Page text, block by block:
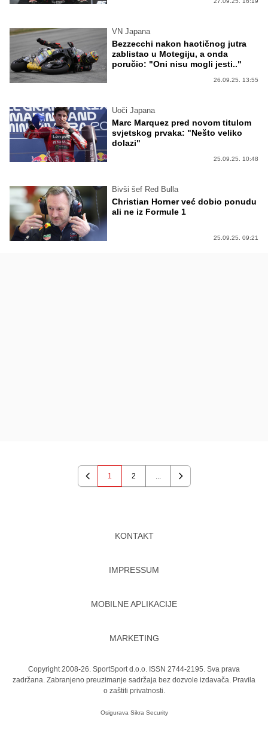
VN Japana
Bezzecchi nakon haotičnog jutra
zablistao u Motegiju, a onda
poručio: "Oni nisu mogli jesti.."
26.09.25. 13:55
Uoči Japana
Marc Marquez pred novom titulom
svjetskog prvaka: "Nešto veliko
dolazi"
25.09.25. 10:48
Bivši šef Red Bulla
Christian Horner već dobio ponudu
ali ne iz Formule 1
25.09.25. 09:21
Previous
1 2 ...
Next
KONTAKT
IMPRESSUM
MOBILNE APLIKACIJE
MARKETING
Copyright 2008-26. SportSport d.o.o. ISSN 2744-2195. Sva prava
zadržana. Zabranjeno preuzimanje sadržaja bez dozvole izdavača. Pravila
o zaštiti privatnosti.
Osigurava Sikra Security